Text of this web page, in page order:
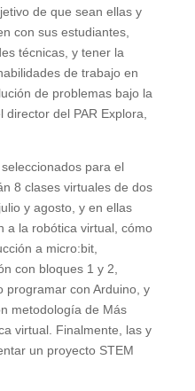
de que sean ellas y
con sus estudiantes,
técnicas, y tener la
de trabajo en
de problemas bajo la
del PAR Explora,
para el
8 clases virtuales de dos
y agosto, y en ellas
a la robótica virtual, cómo
a micro:bit,
con bloques 1 y 2,
programar con Arduino, y
metodología de Más
virtual. Finalmente, las y
un proyecto STEM